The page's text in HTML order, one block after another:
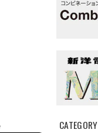
CATEGORY